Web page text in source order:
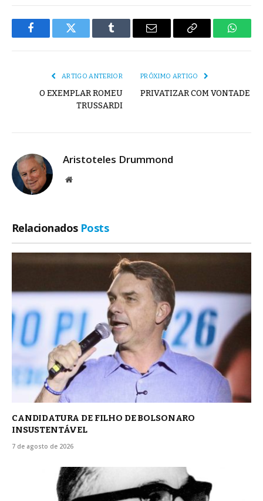
FacebookTwitter Tumblr
E-
Copiar
ARTIGO ANTERIOR
O EXEMPLAR ROMEU
TRUSSARDI
PRÓXIMO ARTIGO
PRIVATIZAR COM VONTADE
Aristoteles Drummond
Site
Relacionados Posts
CANDIDATURA DE FILHO DE BOLSONARO
INSUSTENTÁVEL
7 de agosto de 2026